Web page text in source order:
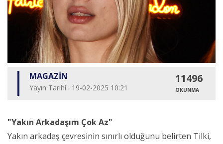
MAGAZİN
Yayın Tarihi : 19-02-2025 10:21
11496
OKUNMA
"Yakın Arkadaşım Çok Az"
Yakın arkadaş çevresinin sınırlı olduğunu belirten Tilki,